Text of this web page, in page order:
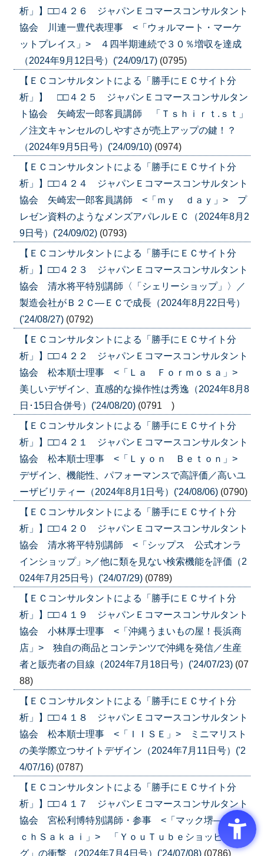
析」】□□４２６ ジャパンＥコマースコンサルタント
協会 川連一豊代表理事 <「ウォルマート・マーケ
ットプレイス」> ４四半期連続で３０％増収を達成
（2024年9月12日号）('24/09/17) (0795)
【ＥＣコンサルタントによる「勝手にＥＣサイト分
析」】 □□４２５ ジャパンＥコマースコンサルタン
ト協会 矢崎宏一郎客員講師 「Ｔｓｈｉｒｔ.ｓｔ」
／注文キャンセルのしやすさが売上アップの鍵！？
（2024年9月5日号）('24/09/10) (0974)
【ＥＣコンサルタントによる「勝手にＥＣサイト分
析」】□□４２４ ジャパンＥコマースコンサルタント
協会 矢崎宏一郎客員講師 <「ｍｙ ｄａｙ」> プ
レゼン資料のようなメンズアパレルＥＣ（2024年8月2
9日号）('24/09/02) (0793)
【ＥＣコンサルタントによる「勝手にＥＣサイト分
析」】□□４２３ ジャパンＥコマースコンサルタント
協会 清水将平特別講師〈「シェリーショップ」〉／
製造会社がＢ２Ｃ―ＥＣで成長（2024年8月22日号）
('24/08/27) (0792)
【ＥＣコンサルタントによる「勝手にＥＣサイト分
析」】□□４２２ ジャパンＥコマースコンサルタント
協会 松本順士理事 <「Ｌａ Ｆｏｒｍｏｓａ」>
美しいデザイン、直感的な操作性は秀逸（2024年8月8
日･15日合併号）('24/08/20) (0791 )
【ＥＣコンサルタントによる「勝手にＥＣサイト分
析」】□□４２１ ジャパンＥコマースコンサルタント
協会 松本順士理事 <「Ｌｙｏｎ Ｂｅｔｏｎ」>
デザイン、機能性、パフォーマンスで高評価／高いユ
ーザビリティー（2024年8月1日号）('24/08/06) (0790)
【ＥＣコンサルタントによる「勝手にＥＣサイト分
析」】□□４２０ ジャパンＥコマースコンサルタント
協会 清水将平特別講師 <「シップス 公式オンラ
インショップ」>／他に類を見ない検索機能を評価（2
024年7月25日号）('24/07/29) (0789)
【ＥＣコンサルタントによる「勝手にＥＣサイト分
析」】□□４１９ ジャパンＥコマースコンサルタント
協会 小林厚士理事 <「沖縄うまいもの屋！長浜商
店」> 独自の商品とコンテンツで沖縄を発信／生産
者と販売者の目線（2024年7月18日号）('24/07/23) (07
88)
【ＥＣコンサルタントによる「勝手にＥＣサイト分
析」】□□４１８ ジャパンＥコマースコンサルタント
協会 松本順士理事 <「ＩＩＳＥ」> ミニマリスト
の美学際立つサイトデザイン（2024年7月11日号）('2
4/07/16) (0787)
【ＥＣコンサルタントによる「勝手にＥＣサイト分
析」】□□４１７ ジャパンＥコマースコンサルタント
協会 宮松利博特別講師・参事 <「マック堺―Ｍａ
ｃｈＳａｋａｉ」> 「ＹｏｕＴｕｂｅショッピン
グ」の衝撃 （2024年7月4日号）('24/07/08) (0786)